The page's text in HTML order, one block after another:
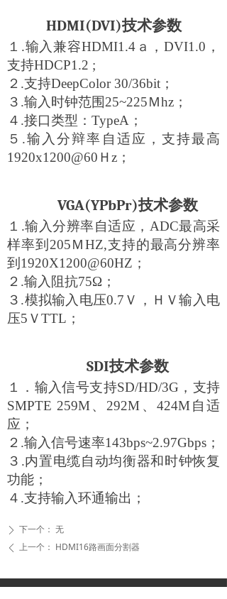
HDMI(DVI)技术参数
１.输入兼容HDMI1.4ａ，DVI1.0，
支持HDCP1.2 ;
２.支持DeepColor 30/36bit；
３.输入时钟范围25~225Ｍhz；
４.接口类型：TypeA；
５.输入分辩率自适应，支持最高
1920x1200@60Ｈz；
VGA(YPbPr)技术参数
１.输入分辨率自适应， ADC最高采
样率到205ＭHZ,支持的最高分辨率
到1920X1200@60HZ；
２.输入阻抗75Ω ；
３.模拟输入电压0.7Ｖ，ＨＶ输入电
压5ＶTTL；
SDI技术参数
１．输入信号支持SD/HD/3G，支持
SMPTE 259M、292M、424M自适
应；
２.输入信号速率143bps~2.97Gbps；
３.内置电缆自动均衡器和时钟恢复
功能；
４.支持输入环通输出；
ꄲ 下一个： 无
ꄴ 上一个： HDMI16路画面分割器